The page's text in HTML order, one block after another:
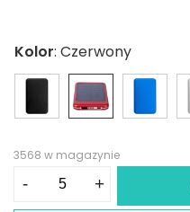
Kolor: Czerwony
3568 w magazynie
- +